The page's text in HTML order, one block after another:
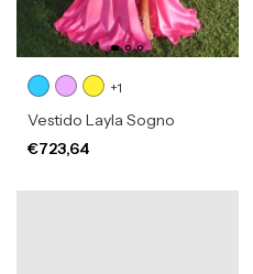
+1
Vestido Layla Sogno
€723,64